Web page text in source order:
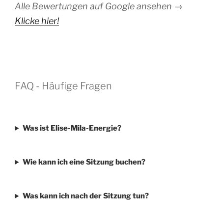
Alle Bewertungen auf Google ansehen →
Klicke hier!
FAQ - Häufige Fragen
Was ist Elise-Mila-Energie?
Wie kann ich eine Sitzung buchen?
Was kann ich nach der Sitzung tun?